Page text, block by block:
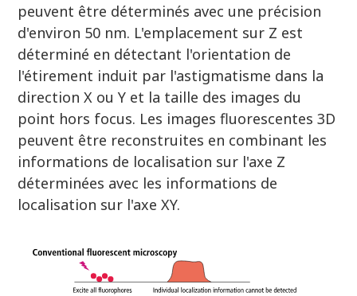
peuvent être déterminés avec une précision
d'environ 50 nm. L'emplacement sur Z est
déterminé en détectant l'orientation de
l'étirement induit par l'astigmatisme dans la
direction X ou Y et la taille des images du
point hors focus. Les images fluorescentes 3D
peuvent être reconstruites en combinant les
informations de localisation sur l'axe Z
déterminées avec les informations de
localisation sur l'axe XY.